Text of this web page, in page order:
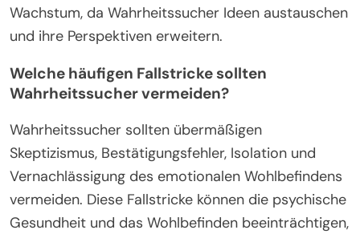
Wachstum, da Wahrheitssucher Ideen austauschen
und ihre Perspektiven erweitern.
Welche häufigen Fallstricke sollten
Wahrheitssucher vermeiden?
Wahrheitssucher sollten übermäßigen
Skeptizismus, Bestätigungsfehler, Isolation und
Vernachlässigung des emotionalen Wohlbefindens
vermeiden. Diese Fallstricke können die psychische
Gesundheit und das Wohlbefinden beeinträchtigen,